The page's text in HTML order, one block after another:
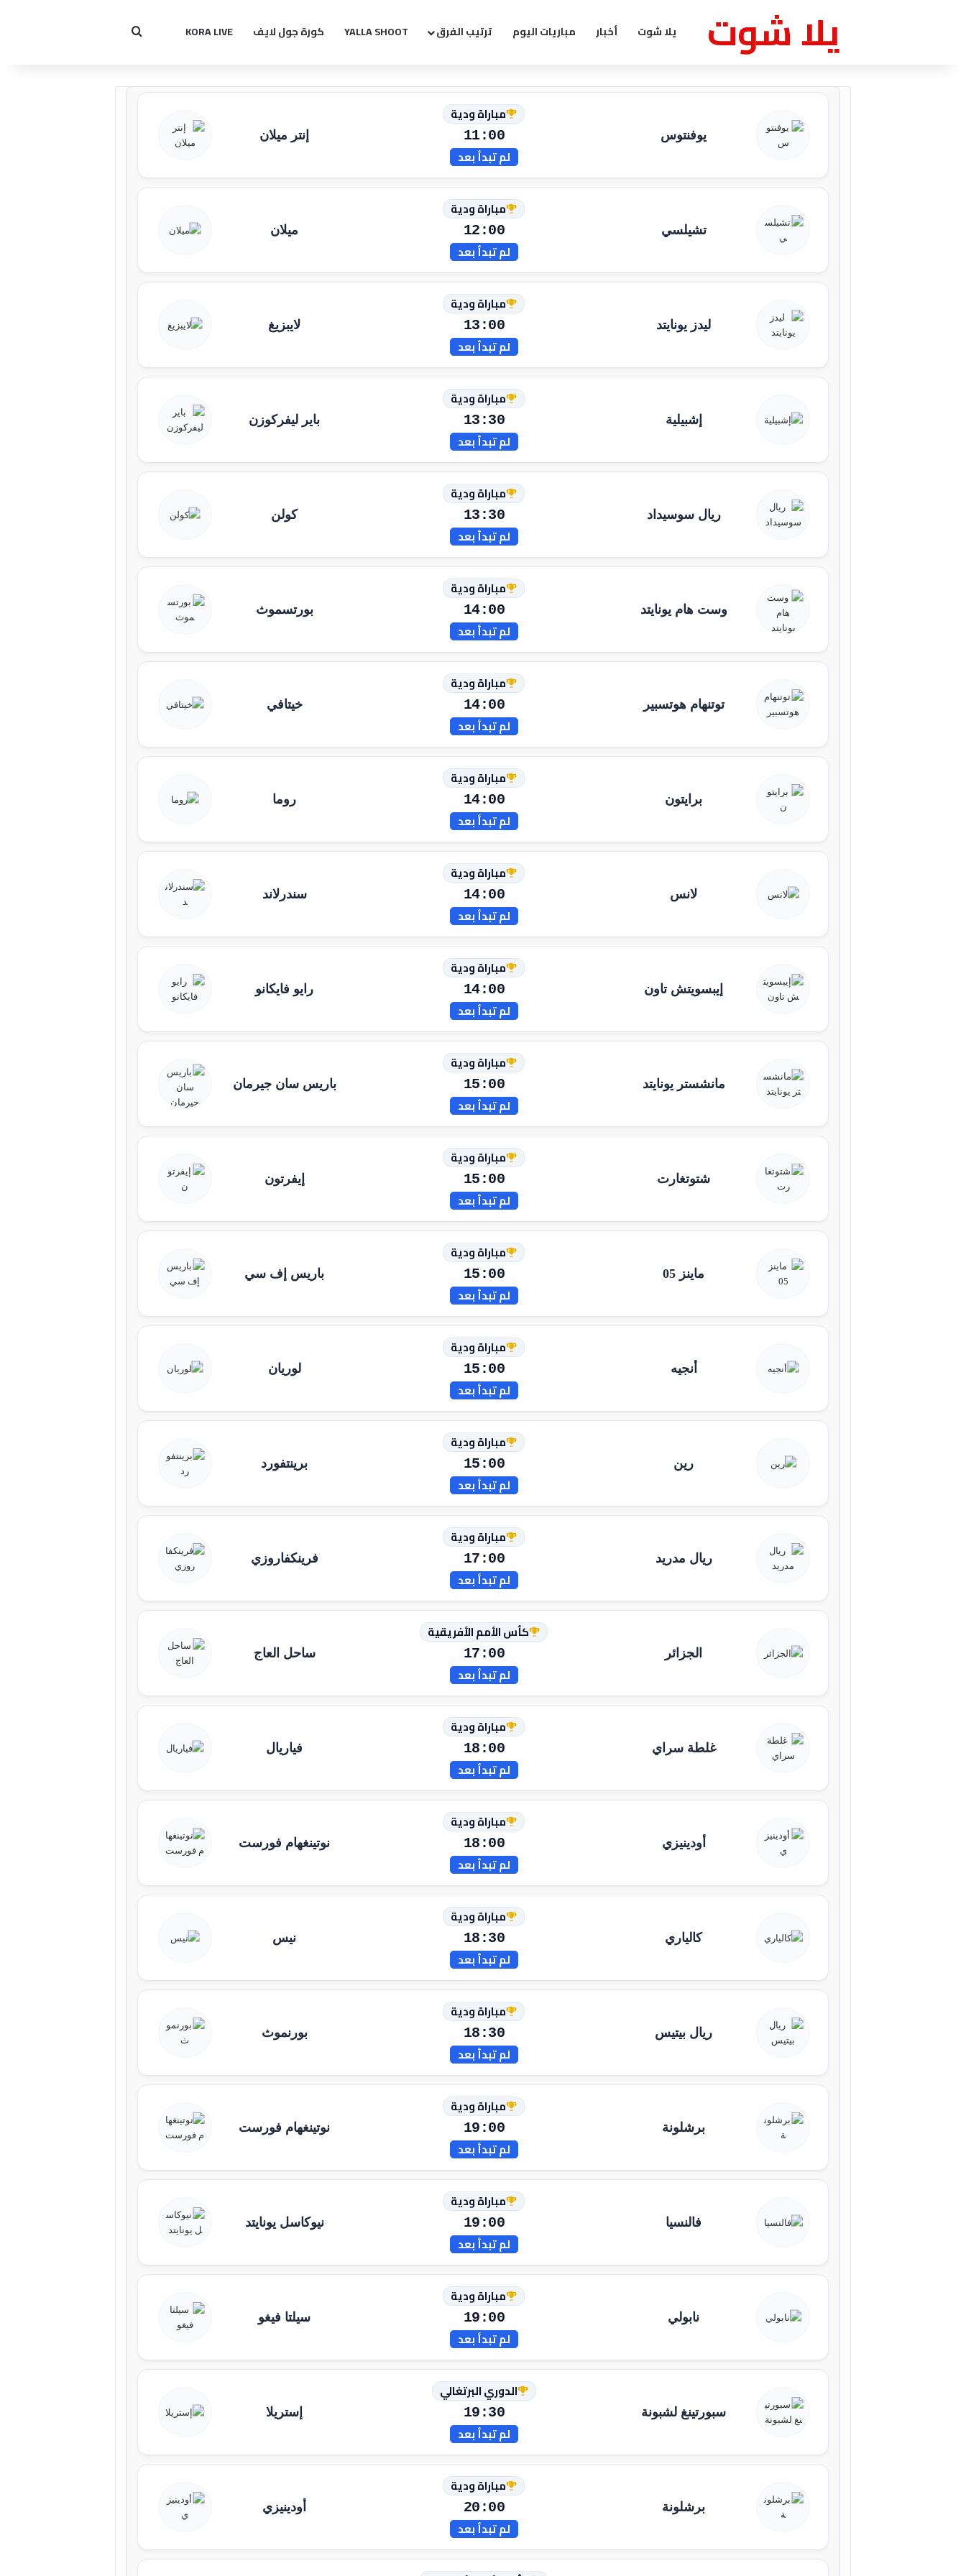
يلا شوت يلا شوت أخبار مباريات اليوم ترتيب الفرق YALLA SHOOT كورة جول لايف KORA LIVE بحث عن
يوفنتوس
مباراة ودية
11:00
لم تبدأ بعد
إنتر ميلان
تشيلسي
مباراة ودية
12:00
لم تبدأ بعد
ميلان
ليدز يونايتد
مباراة ودية
13:00
لم تبدأ بعد
لايبزيغ
إشبيلية
مباراة ودية
13:30
لم تبدأ بعد
باير ليفركوزن
ريال سوسيداد
مباراة ودية
13:30
لم تبدأ بعد
كولن
وست هام يونايتد
مباراة ودية
14:00
لم تبدأ بعد
بورتسموث
توتنهام هوتسبير
مباراة ودية
14:00
لم تبدأ بعد
خيتافي
برايتون
مباراة ودية
14:00
لم تبدأ بعد
روما
لانس
مباراة ودية
14:00
لم تبدأ بعد
سندرلاند
إيبسويتش تاون
مباراة ودية
14:00
لم تبدأ بعد
رايو فايكانو
مانشستر يونايتد
مباراة ودية
15:00
لم تبدأ بعد
باريس سان جيرمان
شتوتغارت
مباراة ودية
15:00
لم تبدأ بعد
إيفرتون
ماينز 05
مباراة ودية
15:00
لم تبدأ بعد
باريس إف سي
أنجيه
مباراة ودية
15:00
لم تبدأ بعد
لوريان
رين
مباراة ودية
15:00
لم تبدأ بعد
برينتفورد
ريال مدريد
مباراة ودية
17:00
لم تبدأ بعد
فرينكفاروزي
الجزائر
كأس الأمم الأفريقية
17:00
لم تبدأ بعد
ساحل العاج
غلطة سراي
مباراة ودية
18:00
لم تبدأ بعد
فياريال
أودينيزي
مباراة ودية
18:00
لم تبدأ بعد
نوتينغهام فورست
كالياري
مباراة ودية
18:30
لم تبدأ بعد
نيس
ريال بيتيس
مباراة ودية
18:30
لم تبدأ بعد
بورنموث
برشلونة
مباراة ودية
19:00
لم تبدأ بعد
نوتينغهام فورست
فالنسيا
مباراة ودية
19:00
لم تبدأ بعد
نيوكاسل يونايتد
نابولي
مباراة ودية
19:00
لم تبدأ بعد
سيلتا فيغو
سبورتينغ لشبونة
الدوري البرتغالي
19:30
لم تبدأ بعد
إستريلا
برشلونة
مباراة ودية
20:00
لم تبدأ بعد
أودينيزي